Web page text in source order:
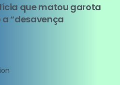
que matou garota
“desavença